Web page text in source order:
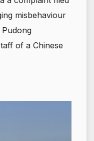
misbehaviour
of a Chinese